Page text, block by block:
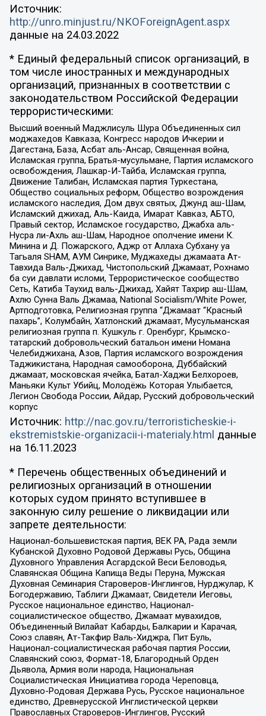
Источник:
http://unro.minjust.ru/NKOForeignAgent.aspx
данные на 24.03.2022
* Единый федеральный список организаций, в
том числе иностранных и международных
организаций, признанных в соответствии с
законодательством Российской Федерации
террористическими:
Высший военный Маджлисуль Шура Объединенных сил
моджахедов Кавказа, Конгресс народов Ичкерии и
Дагестана, База, Асбат аль-Ансар, Священная война,
Исламская группа, Братья-мусульмане, Партия исламского
освобождения, Лашкар-И-Тайба, Исламская группа,
Движение Талибан, Исламская партия Туркестана,
Общество социальных реформ, Общество возрождения
исламского наследия, Дом двух святых, Джунд аш-Шам,
Исламский джихад, Аль-Каида, Имарат Кавказ, АБТО,
Правый сектор, Исламское государство, Джабха аль-
Нусра ли-Ахль аш-Шам, Народное ополчение имени К.
Минина и Д. Пожарского, Аджр от Аллаха Субхану уа
Тагьаля SHAM, АУМ Синрике, Муджахеды джамаата Ат-
Тавхида Валь-Джихад, Чистопольский Джамаат, Рохнамо
ба суи давлати исломи, Террористическое сообщество
Сеть, Катиба Таухид валь-Джихад, Хайят Тахрир аш-Шам,
Ахлю Сунна Валь Джамаа, National Socialism/White Power,
Артподготовка, Религиозная группа “Джамаат “Красный
пахарь”, Колумбайн, Хатлонский джамаат, Мусульманская
религиозная группа п. Кушкуль г. Оренбург, Крымско-
татарский добровольческий батальон имени Номана
Челебиджихана, Азов, Партия исламского возрождения
Таджикистана, Народная самооборона, Дуббайский
джамаат, московская ячейка, Батал-Хаджи Белхороев,
Маньяки Культ Убийц, Молодёжь Которая Улыбается,
Легион Свобода России, Айдар, Русский добровольческий
корпус
Источник: http://nac.gov.ru/terroristicheskie-i-
ekstremistskie-organizacii-i-materialy.html данные
на 16.11.2023
* Перечень общественных объединений и
религиозных организаций в отношении
которых судом принято вступившее в
законную силу решение о ликвидации или
запрете деятельности:
Национал-большевистская партия, ВЕК РА, Рада земли
Кубанской Духовно Родовой Державы Русь, Община
Духовного Управления Асгардской Веси Беловодья,
Славянская Община Капища Веды Перуна, Мужская
Духовная Семинария Староверов-Инглингов, Нурджулар, К
Богодержавию, Таблиги Джамаат, Свидетели Иеговы,
Русское национальное единство, Национал-
социалистическое общество, Джамаат мувахидов,
Объединенный Вилайат Кабарды, Балкарии и Карачая,
Союз славян, Ат-Такфир Валь-Хиджра, Пит Буль,
Национал-социалистическая рабочая партия России,
Славянский союз, Формат-18, Благородный Орден
Дьявола, Армия воли народа, Национальная
Социалистическая Инициатива города Череповца,
Духовно-Родовая Держава Русь, Русское национальное
единство, Древнерусской Инглистической церкви
Православных Староверов-Инглингов, Русский